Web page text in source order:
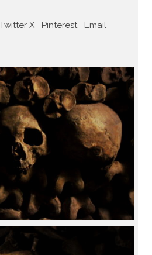
Twitter X Pinterest Email